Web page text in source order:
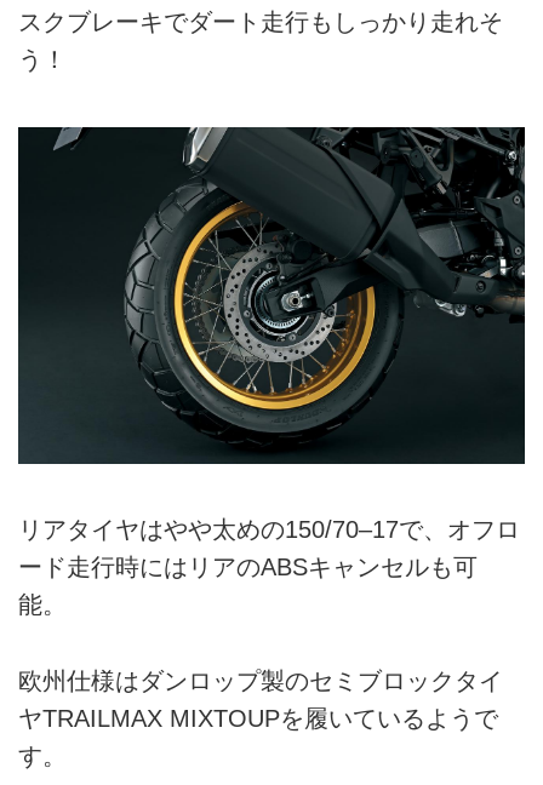
スクブレーキでダート走行もしっかり走れそ
う！
リアタイヤはやや太めの150/70–17で、オフロ
ード走行時にはリアのABSキャンセルも可
能。
欧州仕様はダンロップ製のセミブロックタイ
ヤTRAILMAX MIXTOUPを履いているようで
す。